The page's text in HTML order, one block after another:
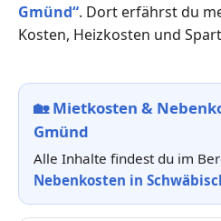
Gmünd“. Dort erfährst du
Kosten, Heizkosten und
🏡Mietkosten &
Gmünd
Alle Inhalte findest du im
Nebenkosten in